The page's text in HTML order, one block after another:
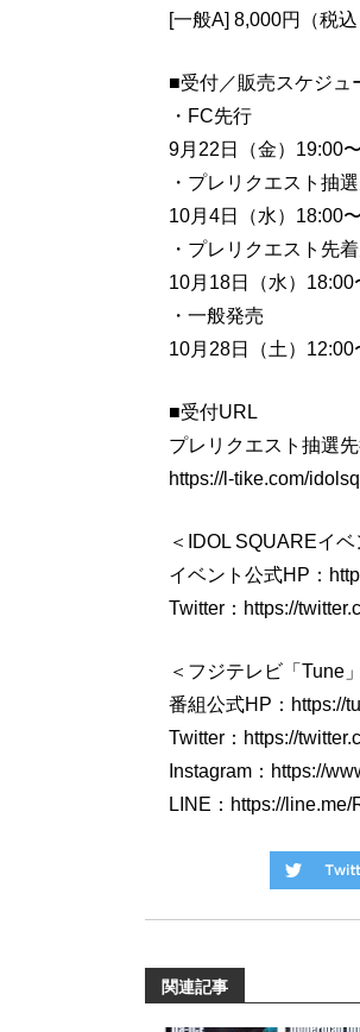
[一般A] 8,000円（税
■受付／販売スケジュ
・FC先行
9月22日（金）19:00
・プレリクエスト抽
10月4日（水）18:00
・プレリクエスト先
10月18日（水）
・一般発売
10月28日（土）12:00
■受付URL
プレリクエスト抽選
https://l-tike.com/
＜IDOL SQUAREイベ
イベント公式HP：
Twitter：https://
＜フジテレビ「Tune
番組公式HP：https://
Twitter：https://
Instagram：https://
LINE：https://
関連記事